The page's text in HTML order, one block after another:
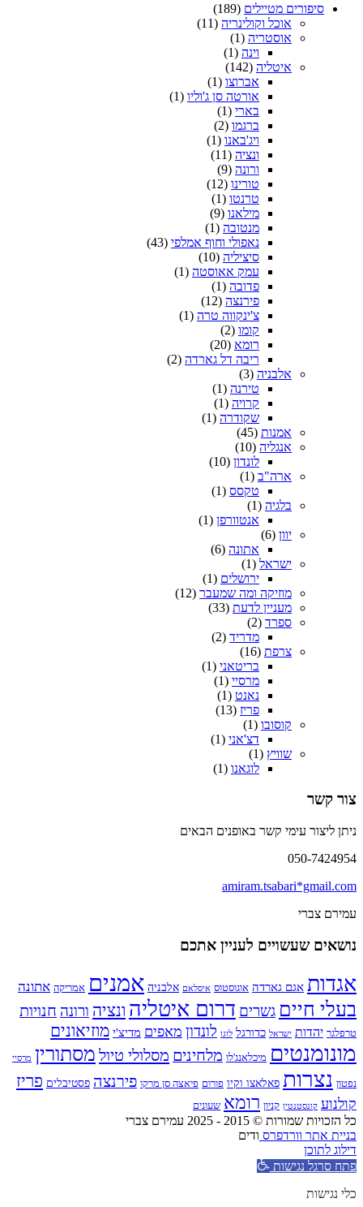
סיפורים מטיילים (189)
אוכל וקולינריה (11)
אוסטריה (1)
וינה (1)
איטליה (142)
אברוצו (1)
אורטה סן ג'וליו (1)
בארי (1)
ברגמו (2)
ויג'באנו (1)
ונציה (11)
ורונה (9)
טורינו (12)
טרנטו (1)
מילאנו (9)
מנטובה (1)
נאפולי וחוף אמלפי (43)
סיציליה (10)
עמק אאוסטה (1)
פדובה (1)
פירנצה (12)
צ'ינקווה טרה (1)
קומו (2)
רומא (20)
ריבה דל גארדה (2)
אלבניה (3)
טירנה (1)
קרויה (1)
שקודרה (1)
אמנות (45)
אנגליה (10)
לונדון (10)
ארה"ב (1)
טקסס (1)
בלגיה (1)
אנטוורפן (1)
יוון (6)
אתונה (6)
ישראל (1)
ירושלים (1)
מוזיקה ומה שמעבר (12)
מעניין לדעת (33)
ספרד (2)
מדריד (2)
צרפת (16)
בריטאני (1)
מרסיי (1)
נאנט (1)
פריז (13)
קוסובו (1)
דצ'אני (1)
שוויץ (1)
לוגאנו (1)
צור קשר
ניתן ליצור עימי קשר באופנים הבאים
050-7424954
amiram.tsabari*gmail.com
עמירם צברי
נושאים שעשויים לעניין אתכם
אגדות אגם גארדה אוגוסטוס איסלאם אלבניה אמנים אמריקה אתונה
בעלי חיים גשרים דרום איטליה ונציה ורונה חנויות
טרפלגר יהדות ישראל כדורגל לוגו לונדון מאפים מדיצ'י מוזיאונים
מונומנטים מיכלאנג'לו מלחינים מסלולי טיול מסתורין מרסיי
נפטון נצרות פאלאצו וקיו פורום פיאצה סן מרקו פירנצה פסטיבלים פריז
קולנוע קונסטנטין קניון רומא שעונים
כל הזכויות שמורות © 2015 - 2025 עמירם צברי
בניית אתר וורדפרס ודים
דילוג לתוכן
פתח סרגל נגישות
כלי נגישות